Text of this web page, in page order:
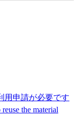
用申請が必要です
the material